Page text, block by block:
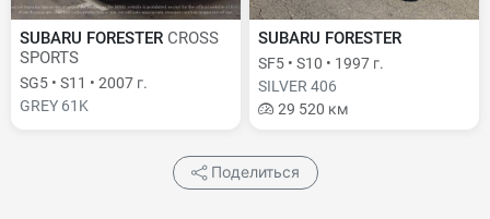
SUBARU FORESTER CROSS
SPORTS
SG5 • S11 • 2007 г.
GREY 61K
SUBARU FORESTER
SF5 • S10 • 1997 г.
SILVER 406
29 520 км
Поделиться